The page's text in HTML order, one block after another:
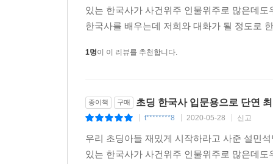
있는 한국사가 사건위주 인물위주로 많은데
한국사를 배우는데 저희와 대화가 될 정도로
1명이 이 리뷰를 추천합니다.
종이책 구매 초딩 한국사 입문용으로 단연
t********8 2020-05-28 신고
우리 초딩아들 재밌게 시작하라고 사준 설민
있는 한국사가 사건위주 인물위주로 많은데